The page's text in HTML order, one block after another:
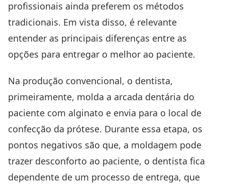
profissionais ainda preferem os métodos
tradicionais. Em vista disso, é relevante
entender as principais diferenças entre as
opções para entregar o melhor ao paciente.
Na produção convencional, o dentista,
primeiramente, molda a arcada dentária do
paciente com alginato e envia para o local de
confecção da prótese. Durante essa etapa, os
pontos negativos são que, a moldagem pode
trazer desconforto ao paciente, o dentista fica
dependente de um processo de entrega, que